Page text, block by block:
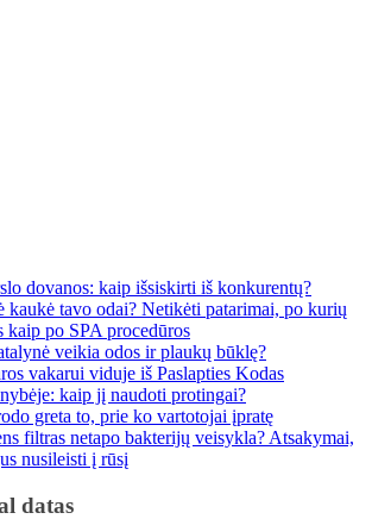
dovanos: kaip išsiskirti iš konkurentų?
kaukė tavo odai? Netikėti patarimai, po kurių
kaip po SPA procedūros
veikia odos ir plaukų būklę?
vakarui viduje iš Paslapties Kodas
kaip jį naudoti protingai?
greta to, prie ko vartotojai įpratę
filtras netapo bakterijų veisykla? Atsakymai,
nusileisti į rūsį
datas